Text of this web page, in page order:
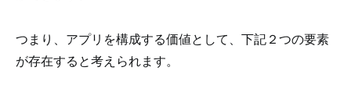
つまり、アプリを構成する価値として、下記２つの要素
が存在すると考えられます。